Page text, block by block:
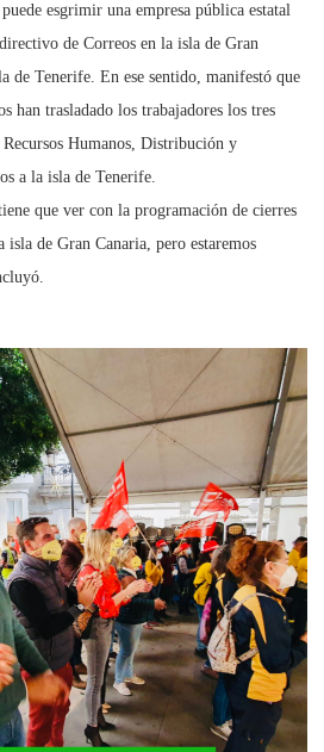
esgrimir una empresa pública estatal
de Correos en la isla de Gran
de Tenerife. En ese sentido, manifestó que
han trasladado los trabajadores los tres
Recursos Humanos, Distribución y
a la isla de Tenerife.
que ver con la programación de cierres
isla de Gran Canaria, pero estaremos